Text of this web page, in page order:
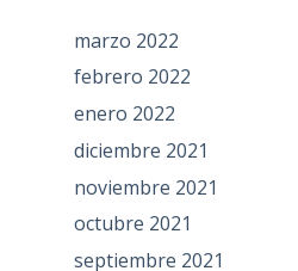
marzo 2022
febrero 2022
enero 2022
diciembre 2021
noviembre 2021
octubre 2021
septiembre 2021